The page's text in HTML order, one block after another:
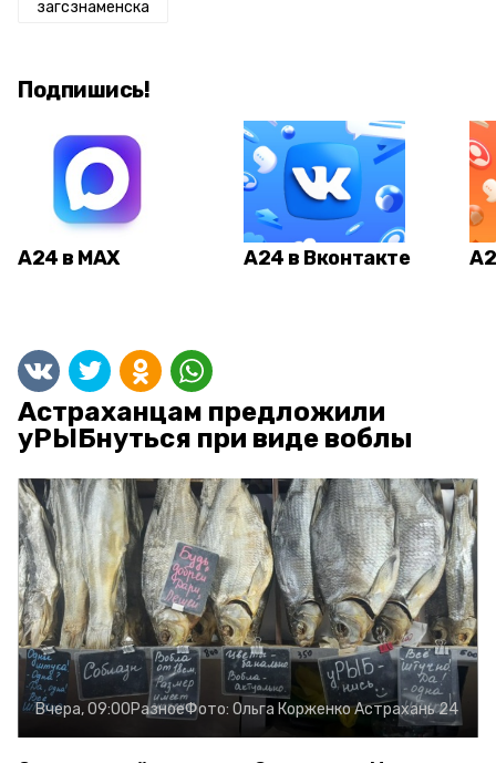
загсзнаменска
Подпишись!
А24 в MAX А24 в Вконтакте
Астраханцам предложили
уРЫБнуться при виде воблы
Вчера, 09:00РазноеФото: Ольга КорженкоАстрахань 24